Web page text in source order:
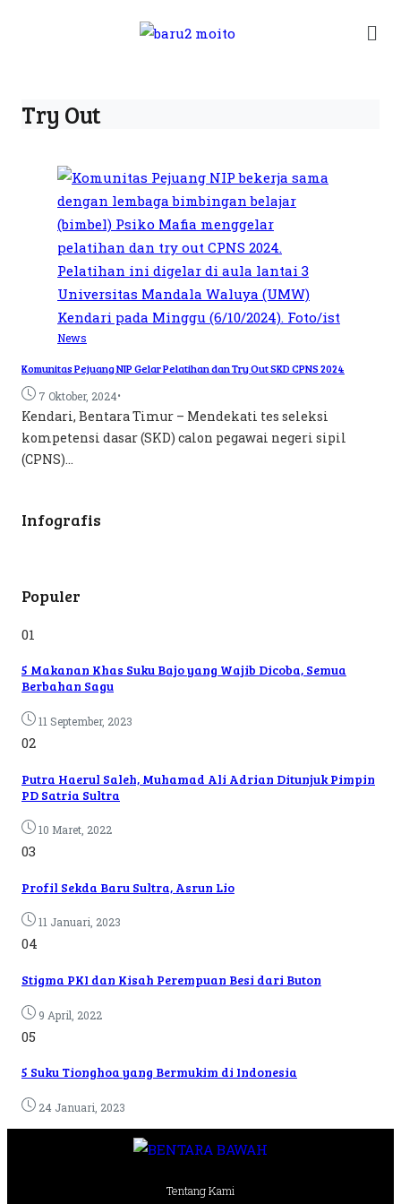
Try Out
News
Komunitas Pejuang NIP Gelar Pelatihan dan Try Out SKD CPNS 2024
7 Oktober, 2024•
Kendari, Bentara Timur – Mendekati tes seleksi
kompetensi dasar (SKD) calon pegawai negeri sipil
(CPNS)...
Infografis
Populer
01
5 Makanan Khas Suku Bajo yang Wajib Dicoba, Semua
Berbahan Sagu
11 September, 2023
02
Putra Haerul Saleh, Muhamad Ali Adrian Ditunjuk Pimpin
PD Satria Sultra
10 Maret, 2022
03
Profil Sekda Baru Sultra, Asrun Lio
11 Januari, 2023
04
Stigma PKI dan Kisah Perempuan Besi dari Buton
9 April, 2022
05
5 Suku Tionghoa yang Bermukim di Indonesia
24 Januari, 2023
Tentang Kami